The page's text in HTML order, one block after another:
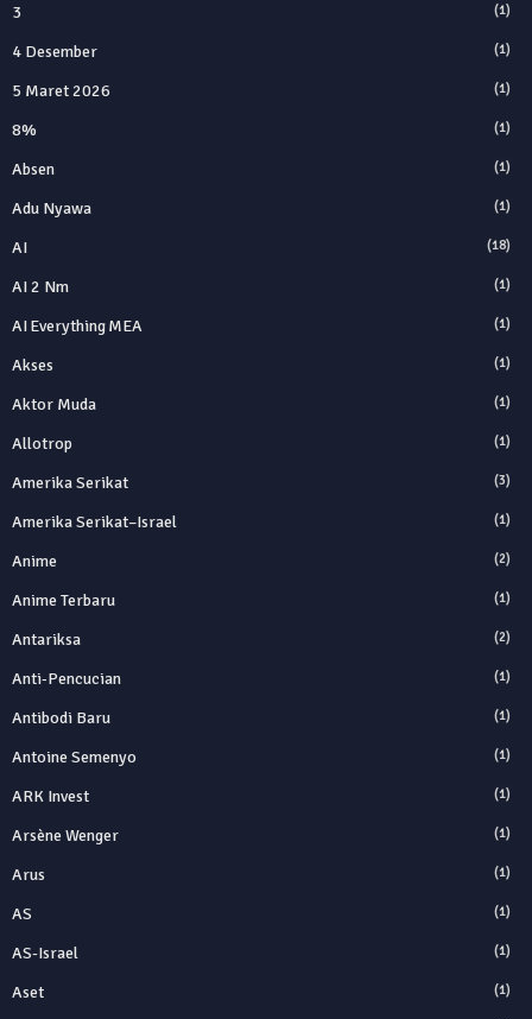
3 (1)
4 Desember (1)
5 Maret 2026 (1)
8% (1)
Absen (1)
Adu Nyawa (1)
AI (18)
AI 2 Nm (1)
AI Everything MEA (1)
Akses (1)
Aktor Muda (1)
Allotrop (1)
Amerika Serikat (3)
Amerika Serikat–Israel (1)
Anime (2)
Anime Terbaru (1)
Antariksa (2)
Anti‑Pencucian (1)
Antibodi Baru (1)
Antoine Semenyo (1)
ARK Invest (1)
Arsène Wenger (1)
Arus (1)
AS (1)
AS-Israel (1)
Aset (1)